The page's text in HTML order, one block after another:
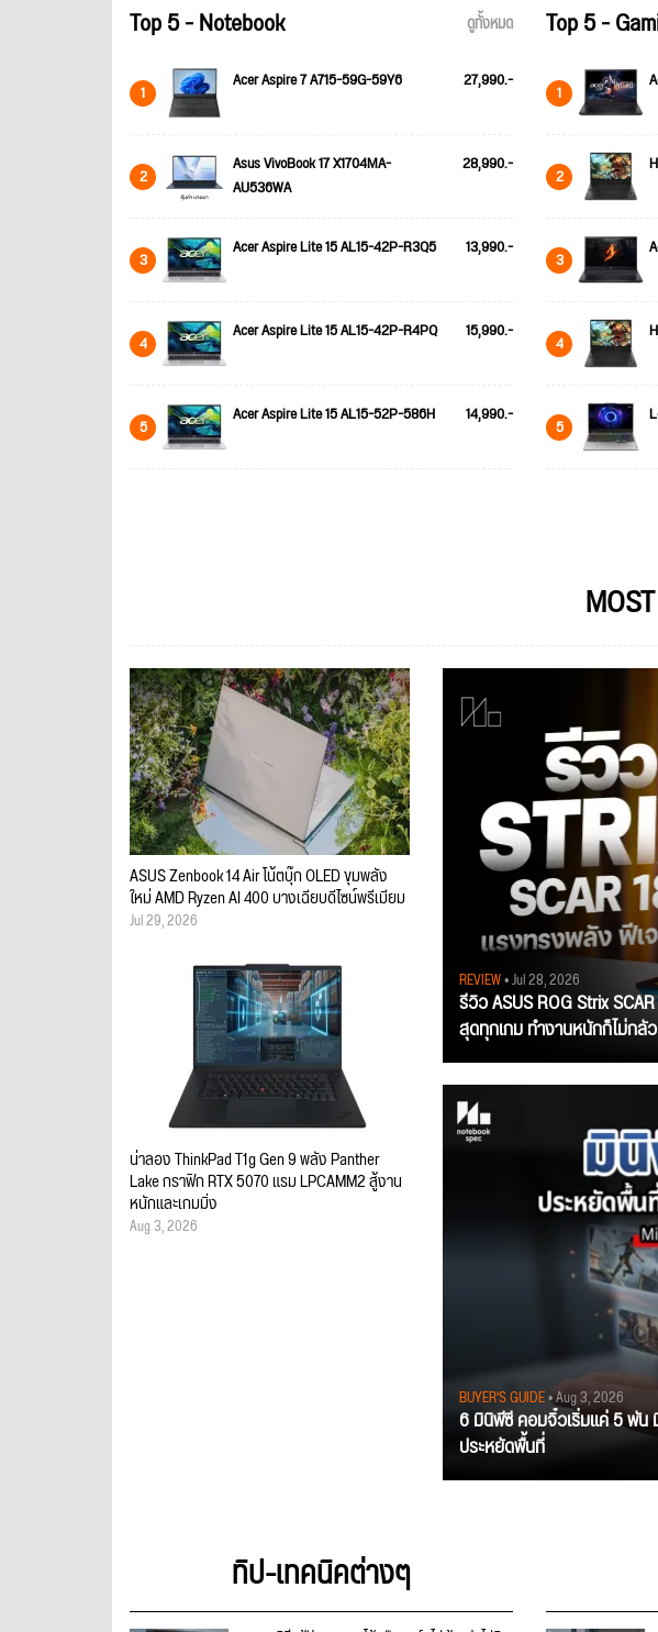
Top 5 - Notebook ดูทั้งหมด
1 Acer Aspire 7 A715-59G-59Y6 27,990.-
2
Asus VivoBook 17 X1704MA-
AU536WA
28,990.-
3 Acer Aspire Lite 15 AL15-42P-R3Q5 13,990.-
4 Acer Aspire Lite 15 AL15-42P-R4PQ 15,990.-
5 Acer Aspire Lite 15 AL15-52P-586H 14,990.-
Top 5 -
1
2
3
4
5
REVIEW• Jul 28, 2026
รีวิว ASUS ROG Strix
สุดทุกเกม ทำงานหนักก็ไม่กลั
BUYER'S GUIDE• Aug 3, 2026
6 มินิพีซี คอมจิ๋วเริ่มแค่ 5 พัน
ประหยัดพื้นที่
ASUS Zenbook 14 Air โน้ตบุ๊ก OLED ขุมพลัง
ใหม่ AMD Ryzen AI 400 บางเฉียบดีไซน์พรีเมียม
Jul 29, 2026
น่าลอง ThinkPad T1g Gen 9 พลัง Panther
Lake กราฟิก RTX 5070 แรม LPCAMM2 สู้งาน
หนักและเกมมิ่ง
Aug 3, 2026
ทิป-เทคนิคต่างๆ